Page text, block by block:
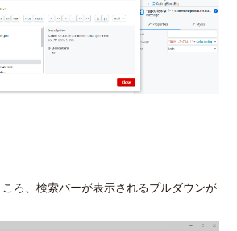
ろ、検索バーが表示されるプルダウンが